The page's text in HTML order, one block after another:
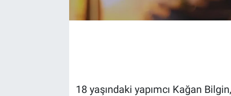
18 yaşındaki yapımcı Kağan